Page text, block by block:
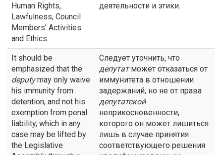
Human Rights,
Lawfulness, Council
Members' Activities
and Ethics.
деятельности и этики.
It should be
emphasized that the
deputymay only waive
his immunity from
detention, and not his
exemption from penal
liability, which in any
case may be lifted by
the Legislative
Следует уточнить, что
депутатможет отказаться от
иммунитета в отношении
задержаний, но не от права
депутатской
неприкосновенности,
которого он может лишиться
лишь в случае принятия
соответствующего решения